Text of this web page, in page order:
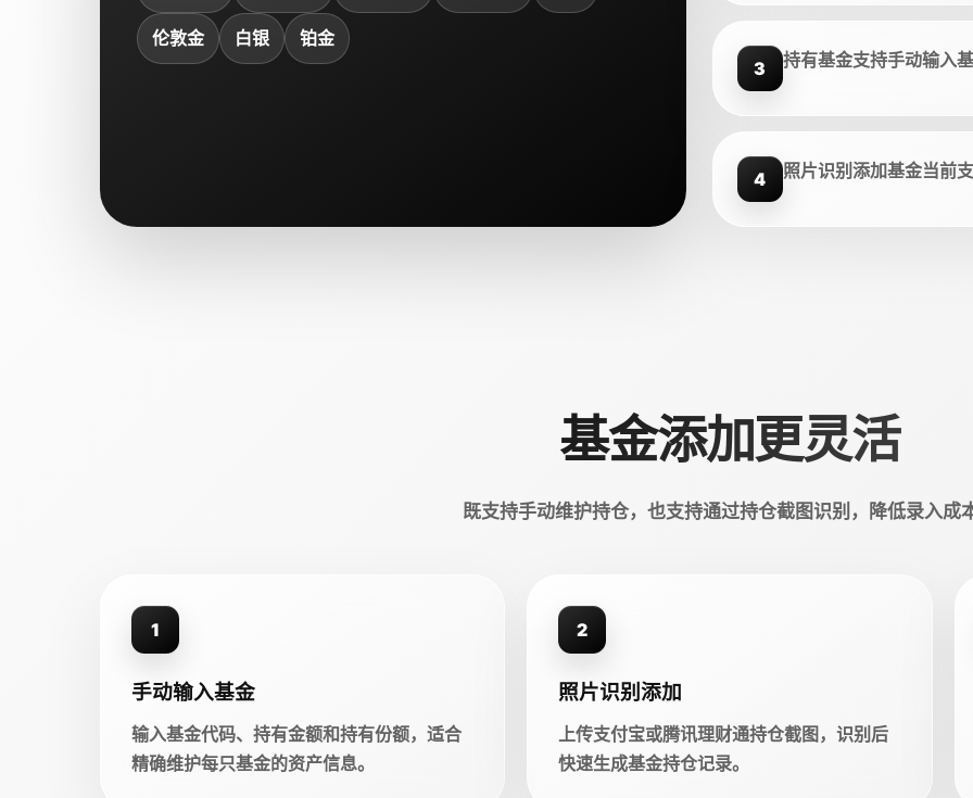
伦敦金 白银 铂金
3 持有基金支持手动输入
4 照片识别添加基金当前
基金添加更灵活
既支持手动维护持仓，也支持通过持仓截图识别，降低录入成
1
手动输入基金
输入基金代码、持有金额和持有份额，适合
精确维护每只基金的资产信息。
2
照片识别添加
上传支付宝或腾讯理财通持仓截图，识别后
快速生成基金持仓记录。